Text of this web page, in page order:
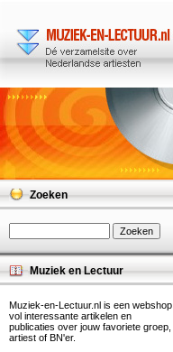
Zoeken
Muziek en Lectuur
Muziek-en-Lectuur.nl is een webshop
vol interessante artikelen en
publicaties over jouw favoriete groep,
artiest of BN'er.